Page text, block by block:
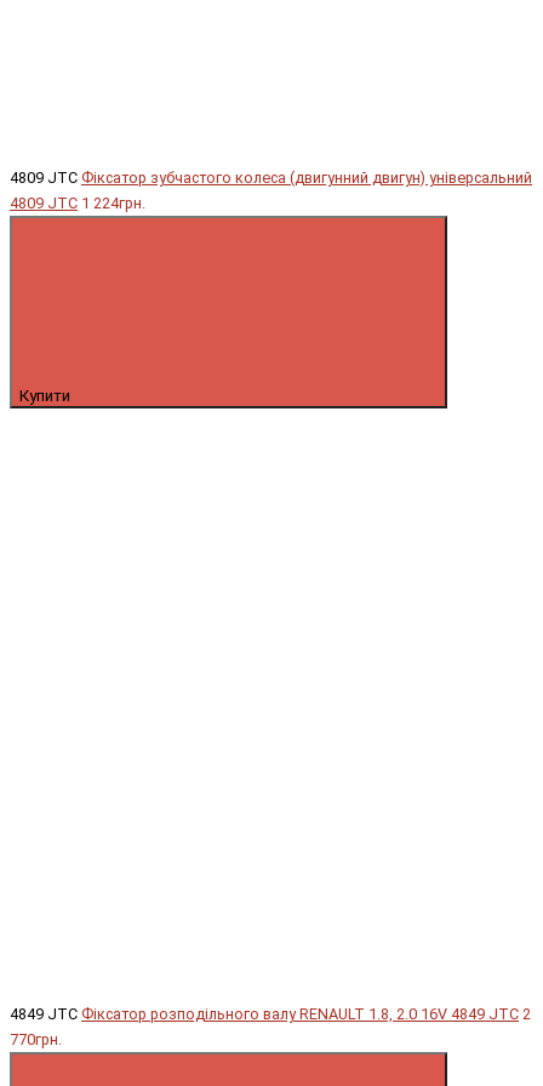
4809 JTC Фіксатор зубчастого колеса (двигунний двигун) універсальний
4809 JTC 1 224грн.
Купити
4849 JTC Фіксатор розподільного валу RENAULT 1.8, 2.0 16V 4849 JTC 2
770грн.